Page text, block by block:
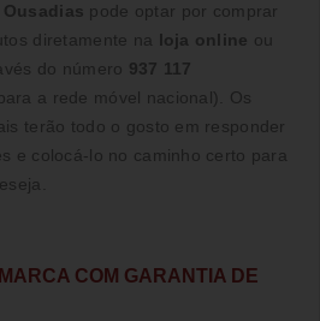
Ousadias pode optar por comprar
diretamente na loja online ou
do número 937 117
a rede móvel nacional)
. Os
terão todo o gosto em responder
e colocá-lo no caminho certo para
COM GARANTIA DE